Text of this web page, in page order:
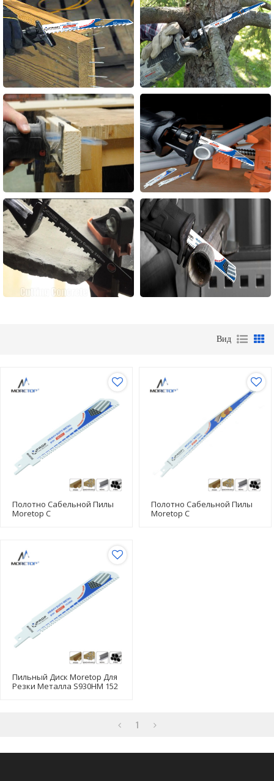
Вид
Полотно Сабельной Пилы
Moretop С
Полотно Сабельной Пилы
Moretop С
Пильный Диск Moretop Для
Резки Металла S930HM 152
1